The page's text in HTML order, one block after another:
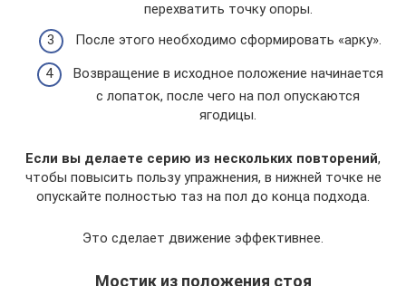
перехватить точку опоры.
После этого необходимо сформировать «арку».
Возвращение в исходное положение начинается
с лопаток, после чего на пол опускаются
ягодицы.
Если вы делаете серию из нескольких повторений,
чтобы повысить пользу упражнения, в нижней точке не
опускайте полностью таз на пол до конца подхода.
Это сделает движение эффективнее.
Мостик из положения стоя